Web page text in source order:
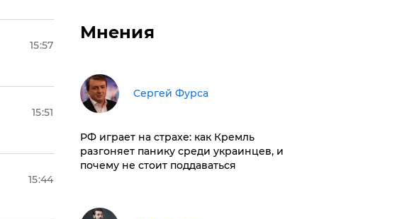
15:57
15:51
15:44
Мнения
Сергей Фурса
РФ играет на страхе: как Кремль
разгоняет панику среди украинцев, и
почему не стоит поддаваться